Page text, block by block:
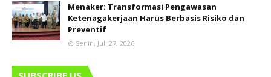
Menaker: Transformasi Pengawasan
Ketenagakerjaan Harus Berbasis Risiko dan
Preventif
Senin, Juli 27, 2026